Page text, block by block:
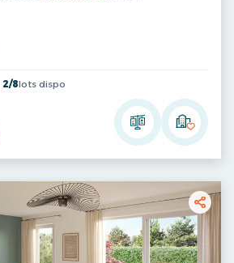
2/8lots dispo